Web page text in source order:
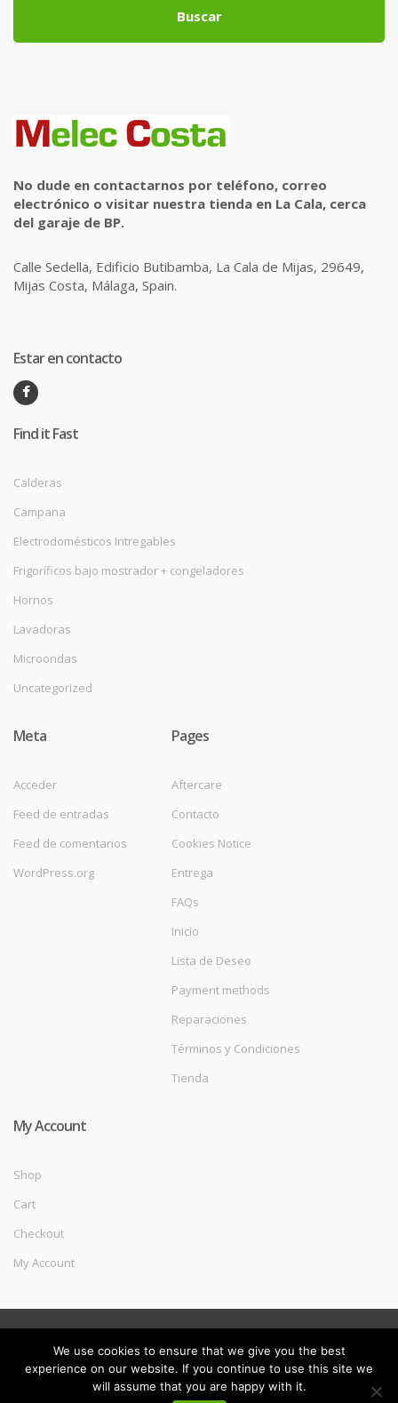
Buscar
No dude en contactarnos por teléfono, correo
electrónico o visitar nuestra tienda en La Cala, cerca
del garaje de BP.
Calle Sedella, Edificio Butibamba, La Cala de Mijas, 29649,
Mijas Costa, Málaga, Spain.
Estar en contacto
Find it Fast
Calderas
Campana
Electrodomésticos Intregables
Frigoríficos bajo mostrador + congeladores
Hornos
Lavadoras
Microondas
Uncategorized
Meta
Acceder
Feed de entradas
Feed de comentarios
WordPress.org
Pages
Aftercare
Contacto
Cookies Notice
Entrega
FAQs
Inicio
Lista de Deseo
Payment methods
Reparaciones
Términos y Condiciones
Tienda
My Account
Shop
Cart
Checkout
My Account
We use cookies to ensure that we give you the best
experience on our website. If you continue to use this site we
will assume that you are happy with it.